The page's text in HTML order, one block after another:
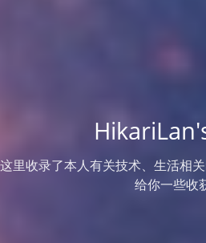
这里收录了本人有关技术、生活相
给你一些收